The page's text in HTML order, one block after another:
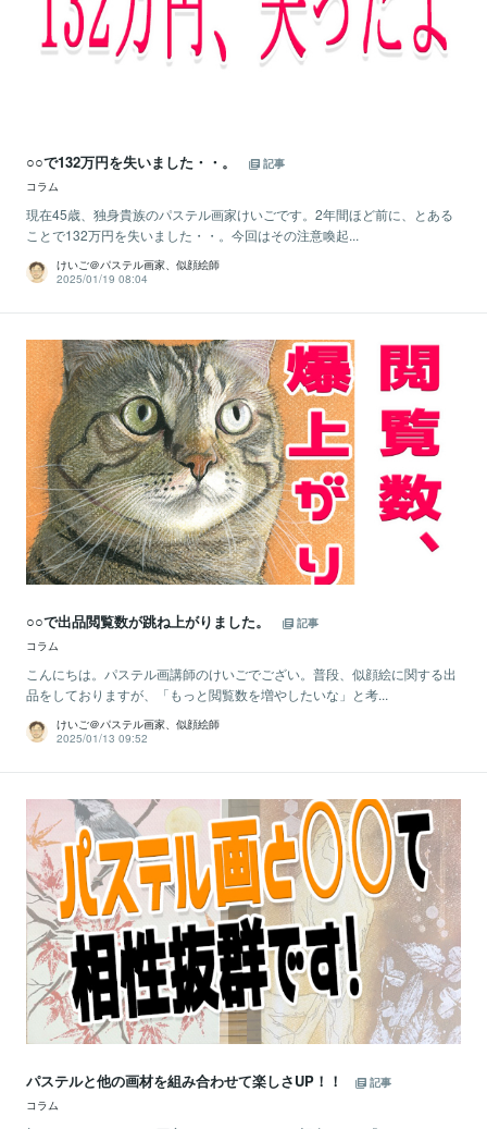
○○で132万円を失いました・・。
記事
コラム
現在45歳、独身貴族のパステル画家けいごです。2年間ほど前に、とある
ことで132万円を失いました・・。今回はその注意喚起...
けいご＠パステル画家、似顔絵師
2025/01/19 08:04
○○で出品閲覧数が跳ね上がりました。
記事
コラム
こんにちは。パステル画講師のけいごでござい。普段、似顔絵に関する出
品をしておりますが、「もっと閲覧数を増やしたいな」と考...
けいご＠パステル画家、似顔絵師
2025/01/13 09:52
パステルと他の画材を組み合わせて楽しさUP！！
記事
コラム